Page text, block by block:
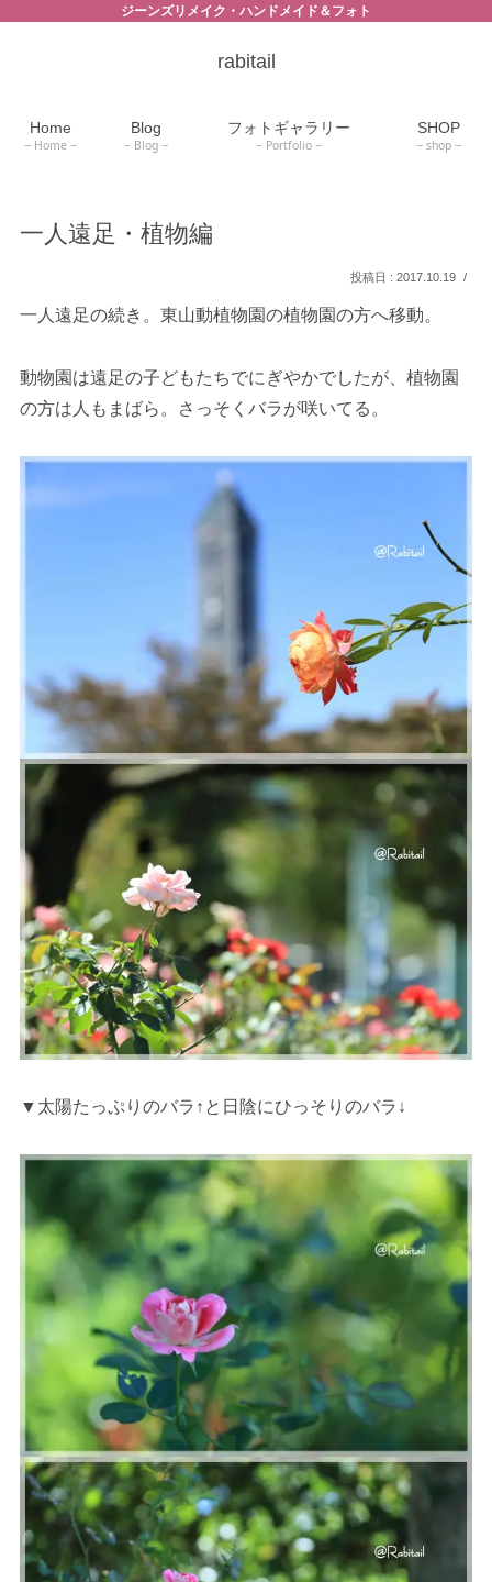
ジーンズリメイク・ハンドメイド＆フォト
rabitail
Home
Home
Blog
Blog
フォトギャラリー
Portfolio
SHOP
shop
一人遠足・植物編
2017.10.19
一人遠足の続き。東山動植物園の植物園の方へ移動。
動物園は遠足の子どもたちでにぎやかでしたが、植物園
の方は人もまばら。さっそくバラが咲いてる。
▼太陽たっぷりのバラ↑と日陰にひっそりのバラ↓